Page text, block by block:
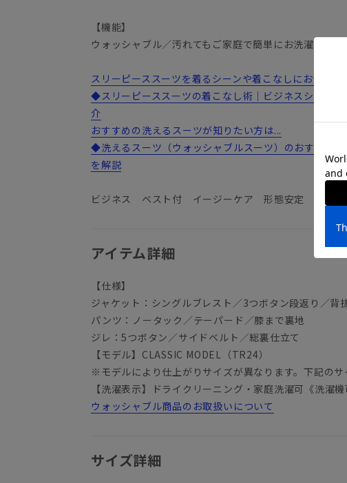
【機能】
ウォッシャブル／汚れてもご家庭で簡単にお洗濯が可能
スリーピーススーツを着るシーンや着こなしにお悩みの
◆スリーピーススーツの着こなし術｜ビジネスシーン
介
おすすめの洗えるスーツが知りたい方は...
◆洗えるスーツ（ウォッシャブルスーツ）のおすすめ
を解説
ビジネス ベスト付 イージーケア 形態安定 結婚
アイテム詳細
【仕様】
ジャケット：シングルブレスト／3つボタン段返り／背
パンツ：ノータック／テーパード／膝まで裏地
ジレ：5つボタン／サイドベルト／総裏仕立て
【モデル】CLASSIC MODEL（TR24）
※モデルにより仕上がりサイズが異なります。下記のサ
【洗濯表示】ドライクリーニング・家庭洗濯可《洗濯
ウォッシャブル商品のお取扱いについて
サイズ詳細